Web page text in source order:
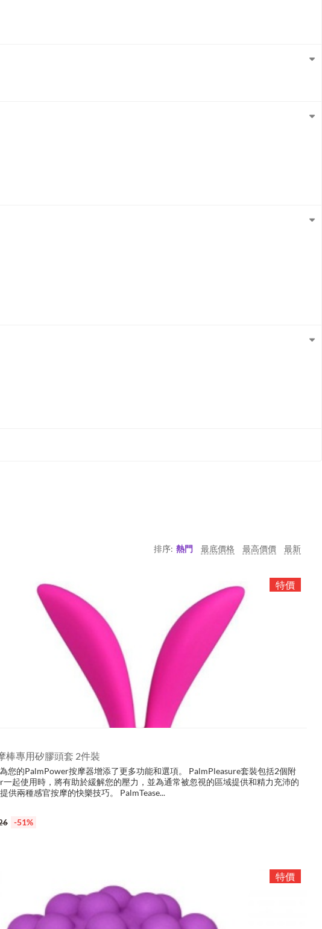
排序: 熱門 最底價格 最高價價 最新
棒專用矽膠頭套 2件裝
您的PalmPower按摩器增添了更多功能和選項。 PalmPleasure套裝包括2個附
起使用時，將有助於緩解您的壓力，並為通常被忽視的區域提供和精力充沛的
供兩種感官按摩的快樂技巧。 PalmTease...
-51%